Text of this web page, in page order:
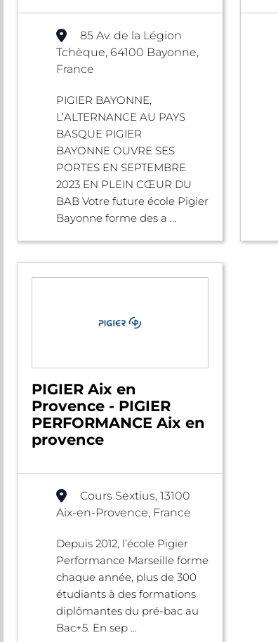
85 Av. de la Légion
Tchèque, 64100 Bayonne,
France
PIGIER BAYONNE,
L’ALTERNANCE AU PAYS
BASQUE PIGIER
BAYONNE OUVRE SES
PORTES EN SEPTEMBRE
2023 EN PLEIN CŒUR DU
BAB Votre future école Pigier
Bayonne forme des a ...
PIGIER Aix en
Provence - PIGIER
PERFORMANCE Aix en
provence
Cours Sextius, 13100
Aix-en-Provence, France
Depuis 2012, l’école Pigier
Performance Marseille forme
chaque année, plus de 300
étudiants à des formations
diplômantes du pré-bac au
Bac+5. En sep ...